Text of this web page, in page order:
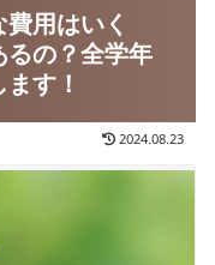
用はいく
るの？全学年
す！
2024.08.23